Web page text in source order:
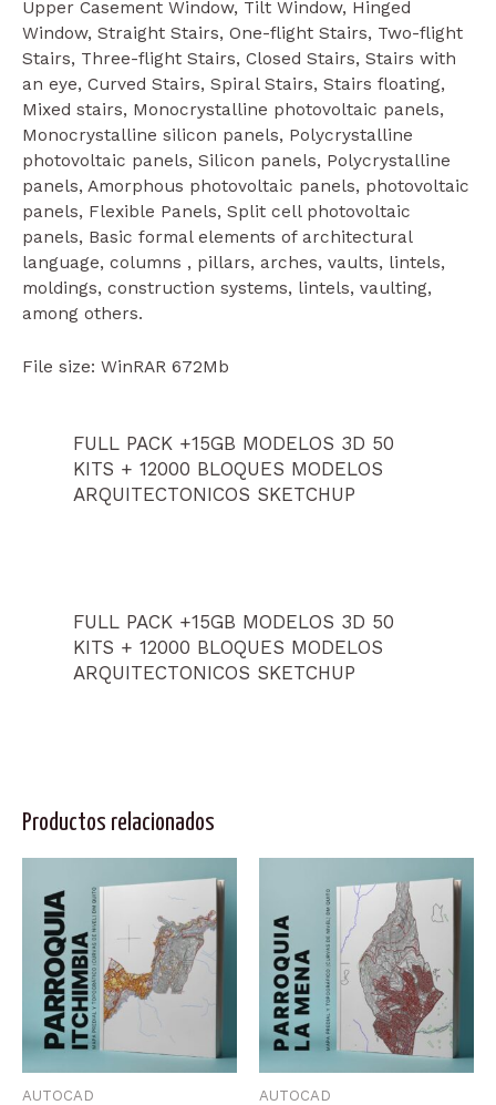
Upper Casement Window, Tilt Window, Hinged
Window, Straight Stairs, One-flight Stairs, Two-flight
Stairs, Three-flight Stairs, Closed Stairs, Stairs with
an eye, Curved Stairs, Spiral Stairs, Stairs floating,
Mixed stairs, Monocrystalline photovoltaic panels,
Monocrystalline silicon panels, Polycrystalline
photovoltaic panels, Silicon panels, Polycrystalline
panels, Amorphous photovoltaic panels, photovoltaic
panels, Flexible Panels, Split cell photovoltaic
panels, Basic formal elements of architectural
language, columns , pillars, arches, vaults, lintels,
moldings, construction systems, lintels, vaulting,
among others.
File size: WinRAR 672Mb
FULL PACK +15GB MODELOS 3D 50
KITS + 12000 BLOQUES MODELOS
ARQUITECTONICOS SKETCHUP
FULL PACK +15GB MODELOS 3D 50
KITS + 12000 BLOQUES MODELOS
ARQUITECTONICOS SKETCHUP
Productos relacionados
AUTOCAD AUTOCAD